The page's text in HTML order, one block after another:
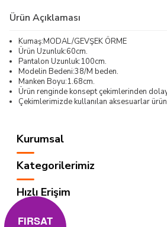
Ürün Açıklaması
Kumaş:MODAL/GEVŞEK ÖRME
Ürün Uzunluk:60cm.
Pantalon Uzunluk:100cm.
Modelin Bedeni:38/M beden.
Manken Boyu:1.68cm.
Ürün renginde konsept çekimlerinden
Çekimlerimizde kullanılan aksesuarlar
Kurumsal
Kategorilerimiz
Hızlı Erişim
Sosyal
FIRSAT